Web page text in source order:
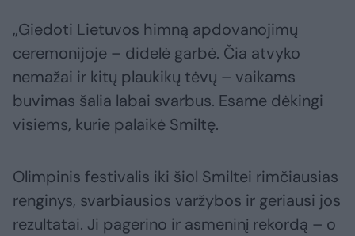
„Giedoti Lietuvos himną apdovanojimų
ceremonijoje – didelė garbė. Čia atvyko
nemažai ir kitų plaukikų tėvų – vaikams
buvimas šalia labai svarbus. Esame dėkingi
visiems, kurie palaikė Smiltę.
Olimpinis festivalis iki šiol Smiltei rimčiausias
renginys, svarbiausios varžybos ir geriausi jos
rezultatai. Ji pagerino ir asmeninį rekordą – o